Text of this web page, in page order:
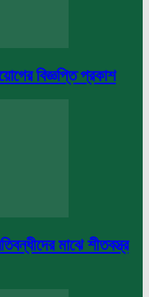
বিজ্ঞপ্তি প্রকাশ
মাঝে শীতবস্ত্র